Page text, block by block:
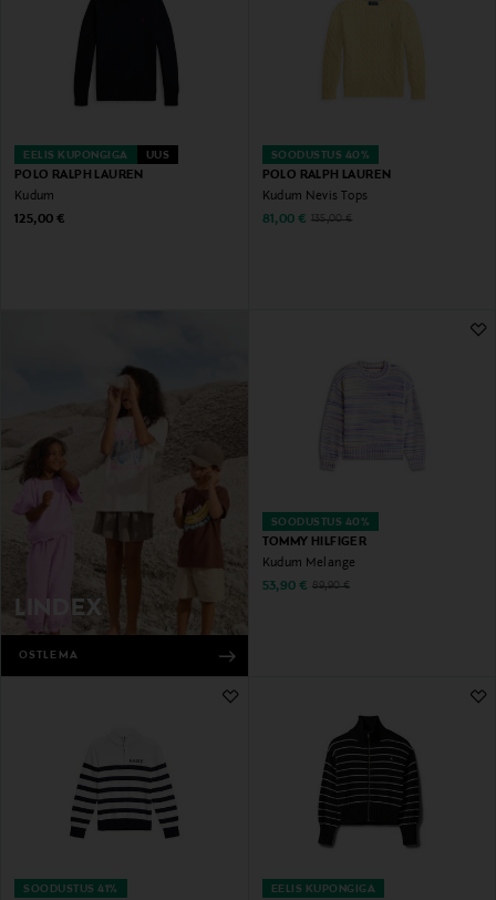
EELIS KUPONGIGA UUS
POLO RALPH LAUREN
Kudum
Original Price
125,00 €
SOODUSTUS 40%
POLO RALPH LAUREN
Kudum Nevis Tops
Discounted Price
81,00 € Original Price
135,00 €
LINDEX
OSTLEMA
SOODUSTUS 40%
TOMMY HILFIGER
Kudum Melange
Discounted Price
53,90 € Original Price
89,90 €
SOODUSTUS 41% EELIS KUPONGIGA